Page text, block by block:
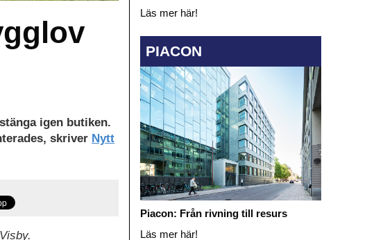
igen butiken.
skriver Nytt
Läs mer här!
PIACON
Piacon: Från rivning till resurs
Läs mer här!